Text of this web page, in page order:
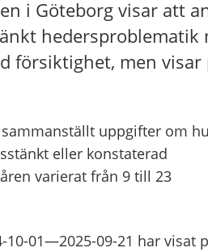
i Göteborg visar att
hedersproblematik
försiktighet, men visar
uppgifter om
eller konstaterad
varierat från 9 till 23
01—2025-09-21 har visat